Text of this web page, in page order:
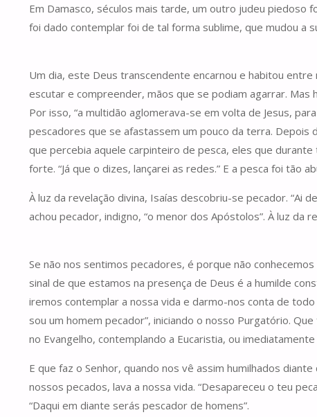
Em Damasco, séculos mais tarde, um outro judeu piedoso
foi dado contemplar foi de tal forma sublime, que mudou a
Um dia, este Deus transcendente encarnou e habitou
escutar e compreender, mãos que se podiam agarrar. Mas
Por isso, “a multidão aglomerava-se em volta de Jesus,
pescadores que se afastassem um pouco da terra.
que percebia aquele carpinteiro de pesca, eles que
forte. “Já que o dizes, lançarei as redes.” E a pesca foi tão
À luz da revelação divina, Isaías descobriu-se pecador. “Ai
achou pecador, indigno, “o menor dos Apóstolos”. À luz da
Se não nos sentimos pecadores, é porque não
sinal de que estamos na presença de Deus é a humilde
iremos contemplar a nossa vida e darmo-nos conta de
sou um homem pecador”, iniciando o nosso Purgatório.
no Evangelho, contemplando a Eucaristia, ou
E que faz o Senhor, quando nos vê assim humilhados
nossos pecados, lava a nossa vida. “Desapareceu o teu
“Daqui em diante serás pescador de homens”.